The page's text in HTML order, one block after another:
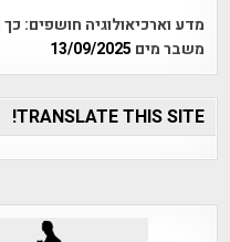
מדע וארכיאולוגיה חושפים:
משבר מים 13/09/2025
TRANSLATE THIS SITE!